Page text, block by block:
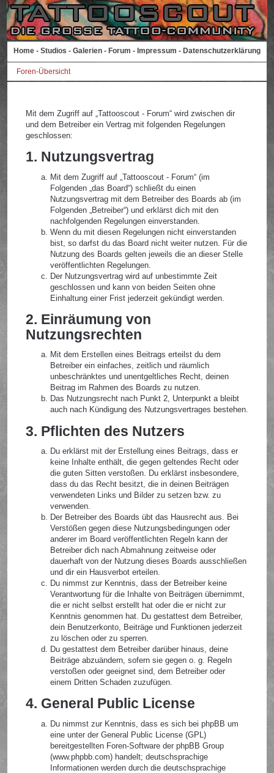
Home - Studios - Galerien - Forum - Impressum - Datenschutzerklärung
Foren-Übersicht
Mit dem Zugriff auf „Tattooscout - Forum“ wird zwischen dir
und dem Betreiber ein Vertrag mit folgenden Regelungen
geschlossen:
1. Nutzungsvertrag
Mit dem Zugriff auf „Tattooscout - Forum“ (im
Folgenden „das Board“) schließt du einen
Nutzungsvertrag mit dem Betreiber des Boards ab (im
Folgenden „Betreiber“) und erklärst dich mit den
nachfolgenden Regelungen einverstanden.
Wenn du mit diesen Regelungen nicht einverstanden
bist, so darfst du das Board nicht weiter nutzen. Für die
Nutzung des Boards gelten jeweils die an dieser Stelle
veröffentlichten Regelungen.
Der Nutzungsvertrag wird auf unbestimmte Zeit
geschlossen und kann von beiden Seiten ohne
Einhaltung einer Frist jederzeit gekündigt werden.
2. Einräumung von
Nutzungsrechten
Mit dem Erstellen eines Beitrags erteilst du dem
Betreiber ein einfaches, zeitlich und räumlich
unbeschränktes und unentgeltliches Recht, deinen
Beitrag im Rahmen des Boards zu nutzen.
Das Nutzungsrecht nach Punkt 2, Unterpunkt a bleibt
auch nach Kündigung des Nutzungsvertrages bestehen.
3. Pflichten des Nutzers
Du erklärst mit der Erstellung eines Beitrags, dass er
keine Inhalte enthält, die gegen geltendes Recht oder
die guten Sitten verstoßen. Du erklärst insbesondere,
dass du das Recht besitzt, die in deinen Beiträgen
verwendeten Links und Bilder zu setzen bzw. zu
verwenden.
Der Betreiber des Boards übt das Hausrecht aus. Bei
Verstößen gegen diese Nutzungsbedingungen oder
anderer im Board veröffentlichten Regeln kann der
Betreiber dich nach Abmahnung zeitweise oder
dauerhaft von der Nutzung dieses Boards ausschließen
und dir ein Hausverbot erteilen.
Du nimmst zur Kenntnis, dass der Betreiber keine
Verantwortung für die Inhalte von Beiträgen übernimmt,
die er nicht selbst erstellt hat oder die er nicht zur
Kenntnis genommen hat. Du gestattest dem Betreiber,
dein Benutzerkonto, Beiträge und Funktionen jederzeit
zu löschen oder zu sperren.
Du gestattest dem Betreiber darüber hinaus, deine
Beiträge abzuändern, sofern sie gegen o. g. Regeln
verstoßen oder geeignet sind, dem Betreiber oder
einem Dritten Schaden zuzufügen.
4. General Public License
Du nimmst zur Kenntnis, dass es sich bei phpBB um
eine unter der General Public License (GPL)
bereitgestellten Foren-Software der phpBB Group
(www.phpbb.com) handelt; deutschsprachige
Informationen werden durch die deutschsprachige